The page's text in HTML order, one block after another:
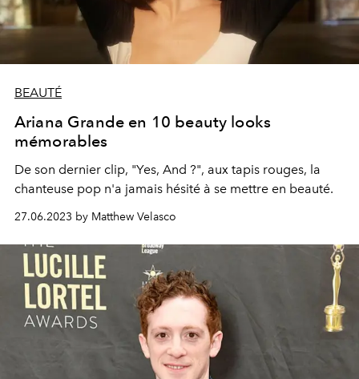
BEAUTÉ
Ariana Grande en 10 beauty looks
mémorables
De son dernier clip, "Yes, And ?", aux tapis rouges, la
chanteuse pop n'a jamais hésité à se mettre en beauté.
27.06.2023 by Matthew Velasco